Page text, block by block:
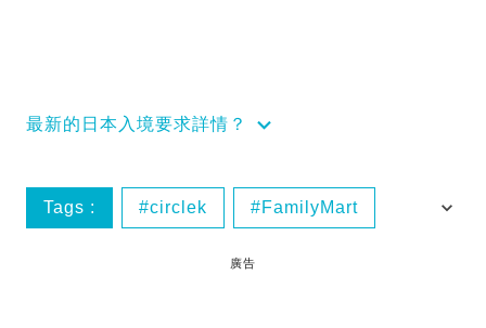
最新的日本入境要求詳情？
Tags : circlek FamilyMart
便利店甜品
廣告